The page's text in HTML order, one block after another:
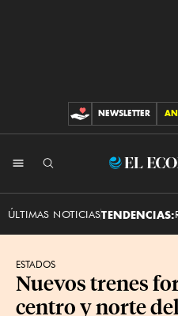
CONTRIBUCIONES
NEWSLETTER
ÚLTIMAS NOTICIASTENDENCIAS:
ESTADOS
Nuevos trenes
centro y norte